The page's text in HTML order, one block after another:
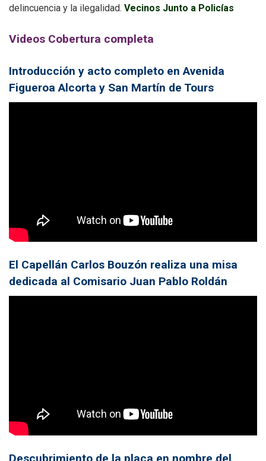
delincuencia y la ilegalidad. Vecinos Junto a Policías
Videos Cobertura completa
Introducción y acto completo en Avenida
Figueroa Alcorta y San Martín de Tours
El Capellán Carlos Bouzón realiza una misa
dedicada al Comisario Juan Pablo Roldán